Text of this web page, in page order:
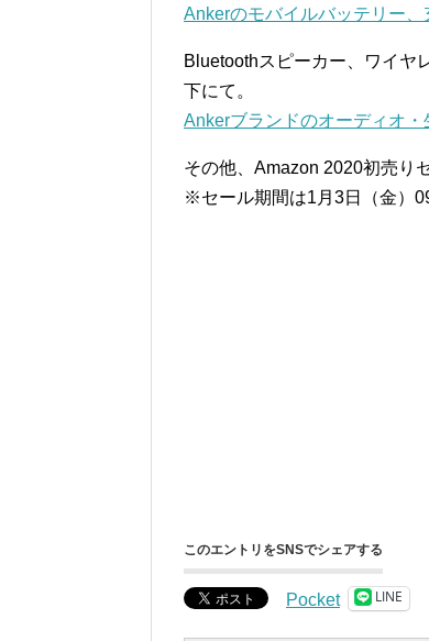
Ankerのモバイルバッテリー、
Bluetoothスピーカー、ワイヤ
下にて。
Ankerブランドのオーディオ・
その他、Amazon 2020初売り
※セール期間は1月3日（金）
このエントリをSNSでシェアする
Pocket LINE